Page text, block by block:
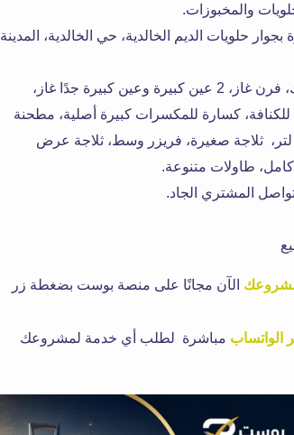
والمخبوزات.
حلويات الديم الخالدية، حي الخالدية، المدينة
3 مكييف سبليت، مكيف شباك، فرن غاز، 2 عين كبيرة وعين كبيرة جدًا غاز،
مختلفة، 2 صواني نحاس للكنافة، كسارة للمكسرات كبيرة أصلية، مطحنة
كبيرة أصلية، خلاط 80 لتر، خلاط 40 لتر، عجانة 50 لتر، ثلاجة صغيرة، فريزر وسط، ثلاجة عرض
كامل، طاولات متنوعة.
المشتري الجاد.
الآن مجانًا على منصة بوست بضغطة زر
الواتساب مباشرة لطلب أي خدمة لمشروعك